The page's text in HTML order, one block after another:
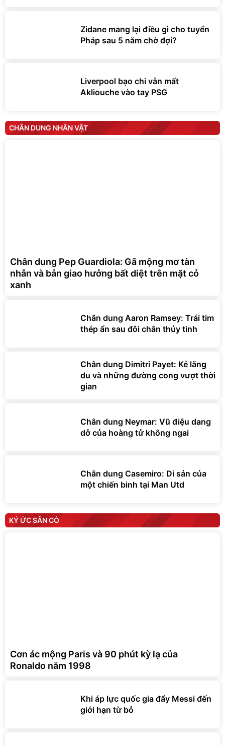
Zidane mang lại điều gì cho tuyển
Pháp sau 5 năm chờ đợi?
Liverpool bạo chi vẫn mất
Akliouche vào tay PSG
CHÂN DUNG NHÂN VẬT
Chân dung Pep Guardiola: Gã mộng mơ tàn
nhẫn và bản giao hưởng bất diệt trên mặt cỏ
xanh
Chân dung Aaron Ramsey: Trái tim
thép ẩn sau đôi chân thủy tinh
Chân dung Dimitri Payet: Kẻ lãng
du và những đường cong vượt thời
gian
Chân dung Neymar: Vũ điệu dang
dở của hoàng tử không ngai
Chân dung Casemiro: Di sản của
một chiến binh tại Man Utd
KÝ ỨC SÂN CỎ
Cơn ác mộng Paris và 90 phút kỳ lạ của
Ronaldo năm 1998
Khi áp lực quốc gia đẩy Messi đến
giới hạn từ bỏ